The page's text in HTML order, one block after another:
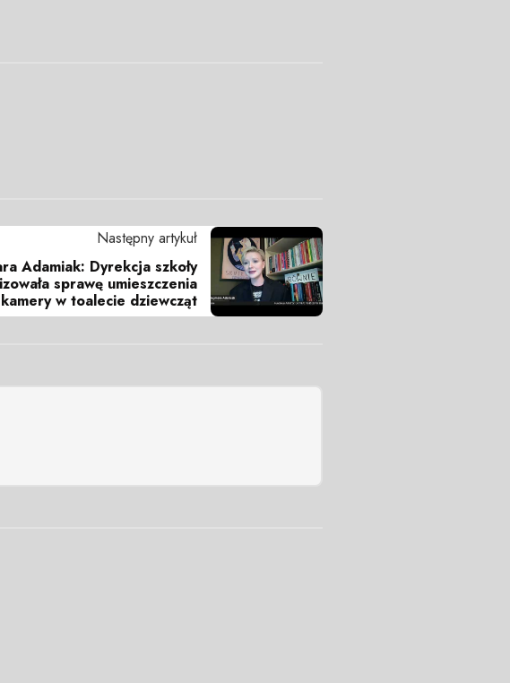
Następny artykuł
Adamiak: Dyrekcja szkoły
sprawę umieszczenia
kamery w toalecie dziewcząt